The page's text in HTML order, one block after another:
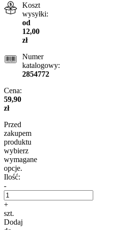
Koszt
wysyłki:
od
12,00
zł
Numer
katalogowy:
2854772
Cena:
59,90
zł
Przed
zakupem
produktu
wybierz
wymagane
opcje.
Ilość:
-
+
szt.
Dodaj